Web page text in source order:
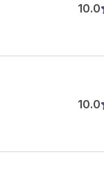
10.0
10.0